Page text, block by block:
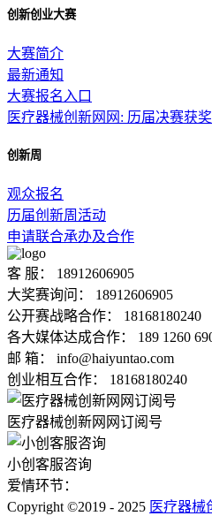
创新创业大赛
大赛简介
最新通知
大赛报名入口
医疗器械创新网网: 历届决赛获
创新周
观众报名
历届创新周活动
申请联合承办及合作
客 服： 18912606905
大奖赛询问： 18912606905
公开赛战略合作： 18168180240
各大媒体达成合作： 189 1260
邮 箱： info@haiyuntao.com
创业相互合作： 18168180240
医疗器械创新网网订阅号
小创客服咨询
爱情环节：
Copyright ©2019 - 2025 医疗器械